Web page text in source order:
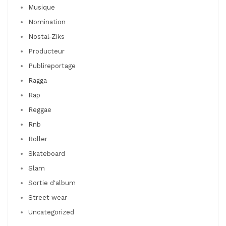
Musique
Nomination
Nostal-Ziks
Producteur
Publireportage
Ragga
Rap
Reggae
Rnb
Roller
Skateboard
Slam
Sortie d'album
Street wear
Uncategorized